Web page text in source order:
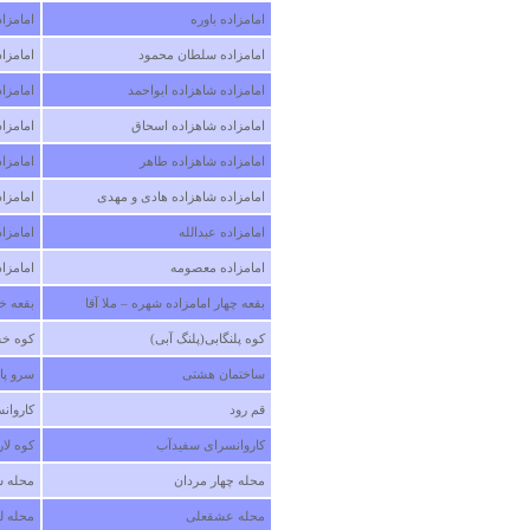
امامزاده باوره
امامزاده سلطان محمود
امامزاده شاهزاده ابواحمد
امامزاده شاهزاده اسحاق
امامزاده شاهزاده طاهر
امامزاده شاهزاده هادی و مهدی
امامزاده عبدالله
امامزاده معصومه
بقعه چهار امامزاده شهره – ملا آقا بقعه
کوه پلنگابی(پلنگ آبی) کوه
ساختمان هشتی سرو
قم رود
کاروانسرای سفیدآب کوه
محله چهار مردان محله
محله عشقعلی محله